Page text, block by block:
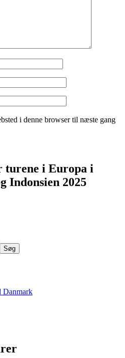
i denne browser til næste gang
turene i Europa i
Indonsien 2025
Danmark